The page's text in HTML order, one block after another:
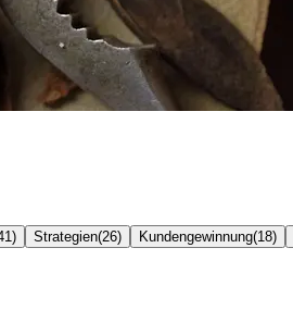
) Strategien(26) Kundengewinnung(18)